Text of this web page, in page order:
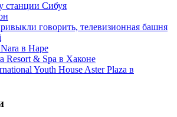
станции Сибуя
говорить, телевизионная башня
в Наре
Resort & Spa в Хаконе
Youth House Aster Plaza в